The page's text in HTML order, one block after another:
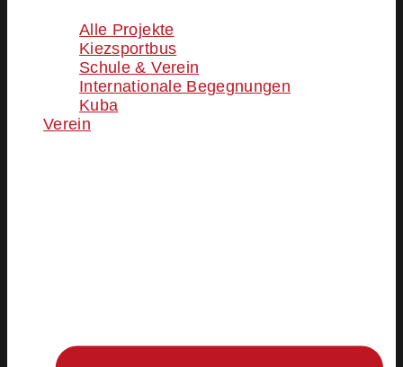
Alle Projekte
Kiezsportbus
Schule & Verein
Internationale Begegnungen
Kuba
Verein